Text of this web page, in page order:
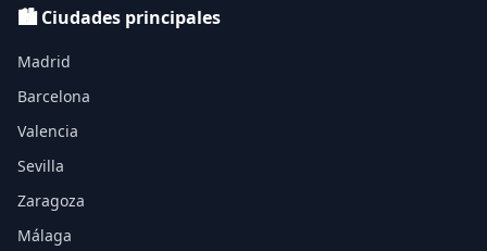
🏙️ Ciudades principales
Madrid
Barcelona
Valencia
Sevilla
Zaragoza
Málaga